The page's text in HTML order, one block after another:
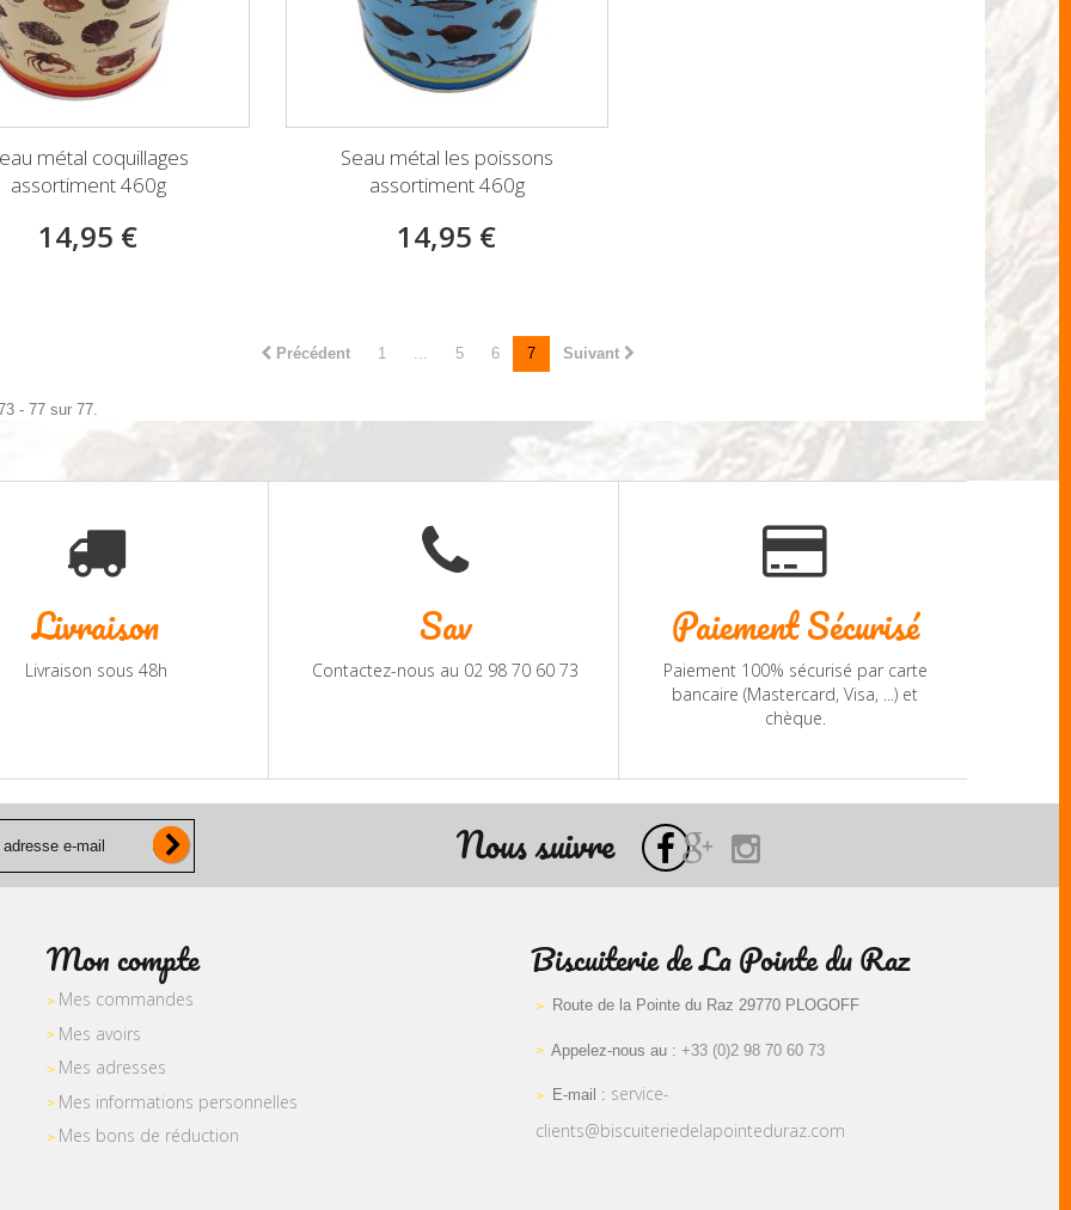
métal coquillages
assortiment 460g
14,95 €
Seau métal les poissons
assortiment 460g
14,95 €
Précédent 1 5 6 7 Suivant
- 77 sur 77.
Livraison
Livraison sous 48h
Sav
Contactez-nous au 02 98 70 60 73
Paiement Sécurisé
Paiement 100% sécurisé par carte
bancaire (Mastercard, Visa, ...) et
chèque.
Nous suivre
Mon compte
Mes commandes
Mes avoirs
Mes adresses
Mes informations personnelles
Mes bons de réduction
Biscuiterie de La Pointe du Raz
Route de la Pointe du Raz 29770 PLOGOFF
Appelez-nous au : +33 (0)2 98 70 60 73
E-mail : service-
clients@biscuiteriedelapointeduraz.com